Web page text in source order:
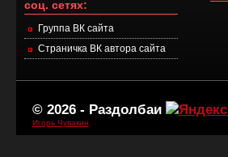
соц. сетях:
Группа ВК сайта
Страничка ВК автора сайта
© 2026 - Раздолбаи
Игорь Чувакин